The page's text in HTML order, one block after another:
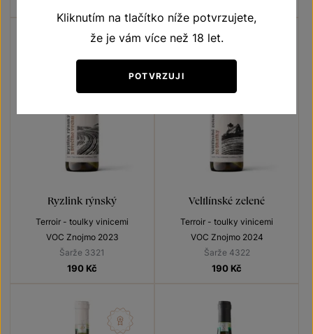
Ryzlink rýnský
Terroir - toulky vinicemi
VOC Znojmo 2023
Šarže 3321
190 Kč
Veltlínské zelené
Terroir - toulky vinicemi
VOC Znojmo 2024
Šarže 4322
190 Kč
Kliknutím na tlačítko níže potvrzujete,
že je vám více než 18 let.
POTVRZUJI